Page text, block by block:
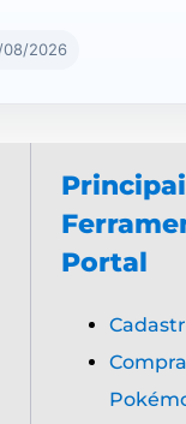
08/2026
Portal